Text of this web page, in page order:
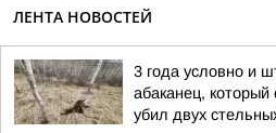
ЛЕНТА НОВОСТЕЙ
3 года условно и
абаканец,
убил двух